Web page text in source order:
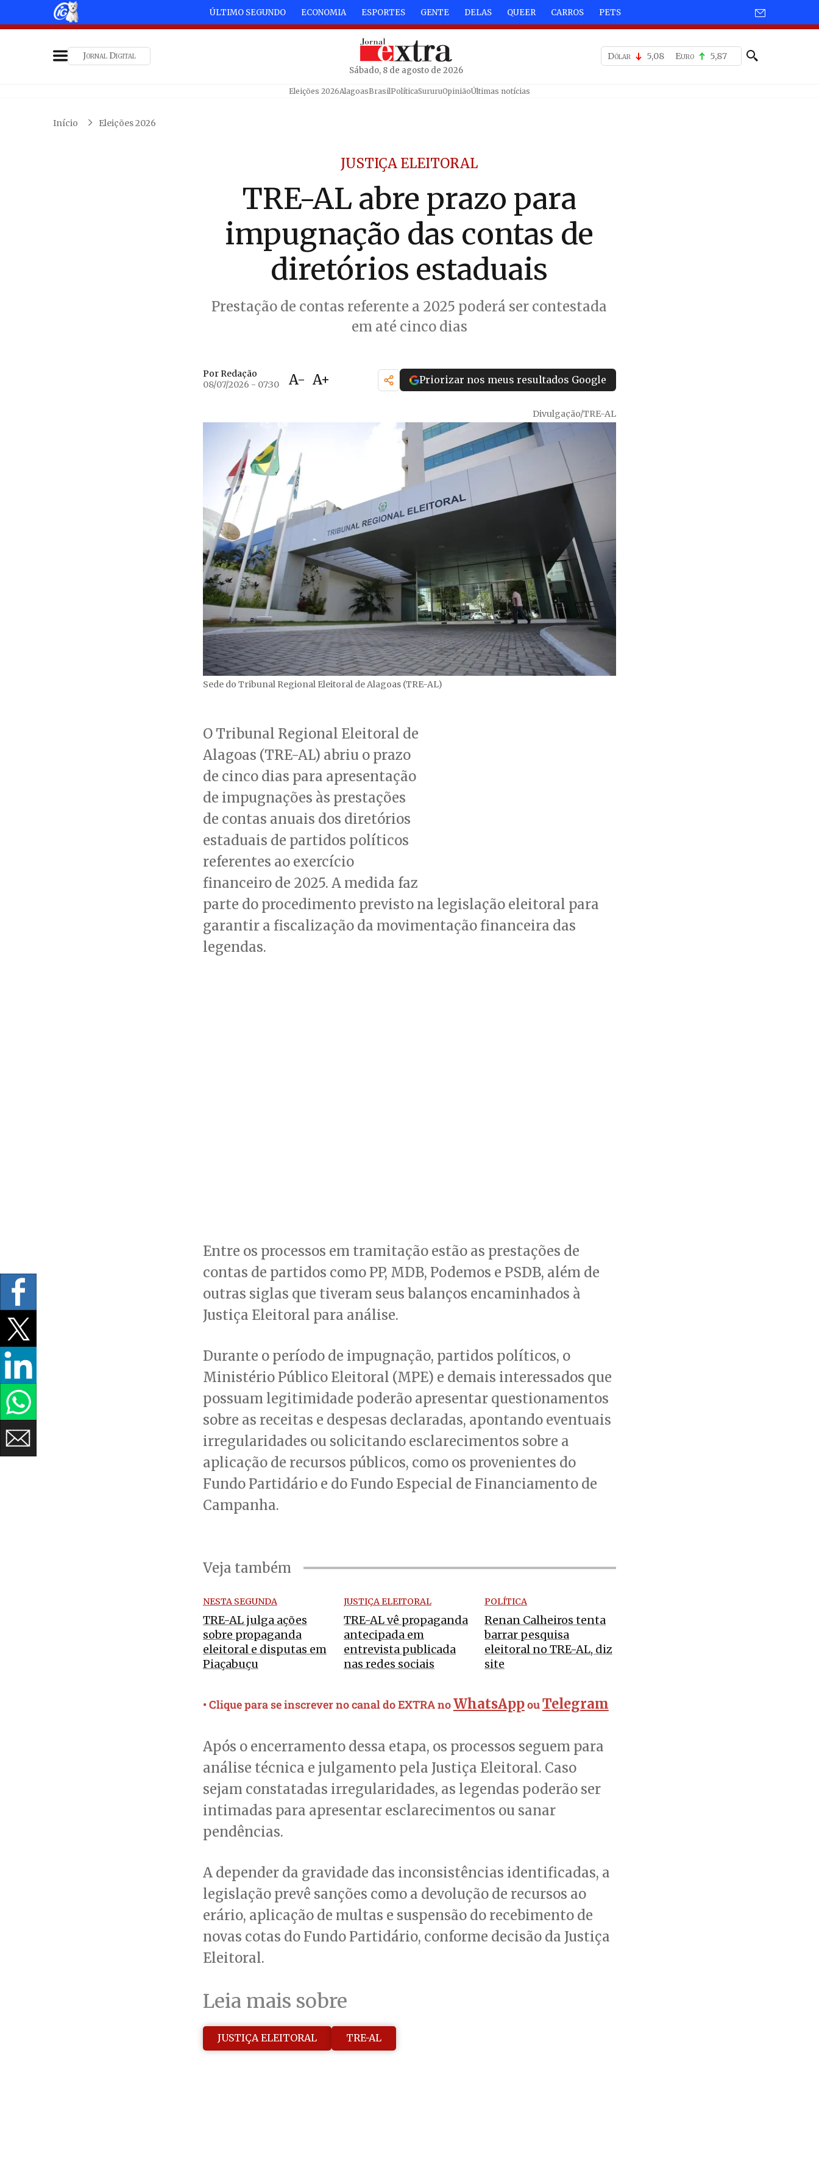
ÚLTIMO SEGUNDO ECONOMIA ESPORTES GENTE DELAS QUEER CARROS PETS
Jornal Digital
Sábado, 8 de agosto de 2026
Dólar 5,08 Euro 5,87
Eleições 2026AlagoasBrasilPolíticaSururuOpiniãoÚltimas notícias
Início Eleições 2026
JUSTIÇA ELEITORAL
TRE-AL abre prazo para
impugnação das contas de
diretórios estaduais
Prestação de contas referente a 2025 poderá ser contestada
em até cinco dias
Por Redação
08/07/2026 - 07:30
A- A+ Priorizar nos meus resultados Google
Divulgação/TRE-AL
Sede do Tribunal Regional Eleitoral de Alagoas (TRE-AL)
O Tribunal Regional Eleitoral de
Alagoas (TRE-AL) abriu o prazo
de cinco dias para apresentação
de impugnações às prestações
de contas anuais dos diretórios
estaduais de partidos políticos
referentes ao exercício
financeiro de 2025. A medida faz
parte do procedimento previsto na legislação eleitoral para
garantir a fiscalização da movimentação financeira das
legendas.
Entre os processos em tramitação estão as prestações de
contas de partidos como PP, MDB, Podemos e PSDB, além de
outras siglas que tiveram seus balanços encaminhados à
Justiça Eleitoral para análise.
Durante o período de impugnação, partidos políticos, o
Ministério Público Eleitoral (MPE) e demais interessados que
possuam legitimidade poderão apresentar questionamentos
sobre as receitas e despesas declaradas, apontando eventuais
irregularidades ou solicitando esclarecimentos sobre a
aplicação de recursos públicos, como os provenientes do
Fundo Partidário e do Fundo Especial de Financiamento de
Campanha.
Veja também
NESTA SEGUNDA
TRE-AL julga ações
sobre propaganda
eleitoral e disputas em
Piaçabuçu
JUSTIÇA ELEITORAL
TRE-AL vê propaganda
antecipada em
entrevista publicada
nas redes sociais
POLÍTICA
Renan Calheiros tenta
barrar pesquisa
eleitoral no TRE-AL, diz
site
• Clique para se inscrever no canal do EXTRA noWhatsAppouTelegram
Após o encerramento dessa etapa, os processos seguem para
análise técnica e julgamento pela Justiça Eleitoral. Caso
sejam constatadas irregularidades, as legendas poderão ser
intimadas para apresentar esclarecimentos ou sanar
pendências.
A depender da gravidade das inconsistências identificadas, a
legislação prevê sanções como a devolução de recursos ao
erário, aplicação de multas e suspensão do recebimento de
novas cotas do Fundo Partidário, conforme decisão da Justiça
Eleitoral.
Leia mais sobre
JUSTIÇA ELEITORAL TRE-AL